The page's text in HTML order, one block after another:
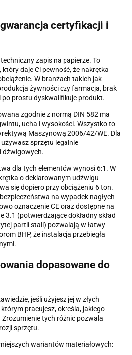
certyfikacji i
zapis na papierze. To
daje Ci pewność, że nakrętka
W branżach takich jak
żywności czy farmacja, brak
prostu dyskwalifikuje produkt.
zgodnie z normą DIN 582 ma
ucha i wysokości. Wszystko to
Maszynową 2006/42/WE. Dla
sprzętu legalnie
dźwigowych.
dla tych elementów wynosi 6:1. W
o deklarowanym udźwigu
się dopiero przy obciążeniu 6 ton.
na wypadek nagłych
oznaczenie CE oraz dostępne na
3.1 (potwierdzające dokładny skład
partii stali) pozwalają w łatwy
BHP, że instalacja przebiegła
dopasowane do
jeśli użyjesz jej w złych
pracujesz, określa, jakiego
Zrozumienie tych różnic pozwala
sprzętu.
wariantów materiałowych: